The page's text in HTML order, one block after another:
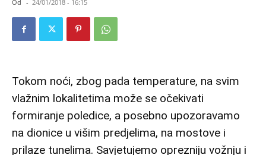
Od - 24/01/2018 - 16:15
Tokom noći, zbog pada temperature, na svim
vlažnim lokalitetima može se očekivati
formiranje poledice, a posebno upozoravamo
na dionice u višim predjelima, na mostove i
prilaze tunelima. Savjetujemo oprezniju vožnju i